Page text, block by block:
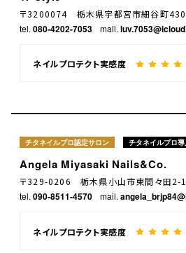
〒3200074 栃木県宇都宮市細谷町
tel. 080-4202-7053 mail.
ネイルプロテクト実感度
チタネイルプロ認定サロン チタネイルプロ
Angela Miyasaki Nails&Co.
〒329-0206 栃木県小山市東間々田2-
tel.090-8511-4570 mail.
ネイルプロテクト実感度